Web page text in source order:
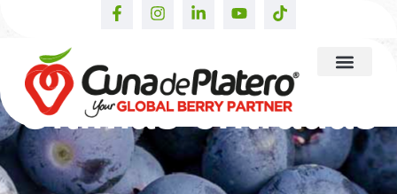
Últimas entradas